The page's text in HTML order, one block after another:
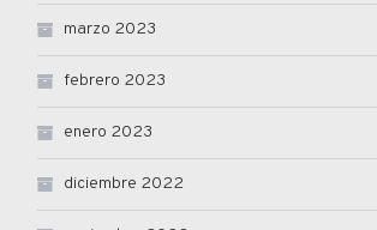
marzo 2023
febrero 2023
enero 2023
diciembre 2022